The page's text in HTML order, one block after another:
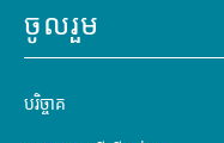
ចូលរួម
បរិច្ចាគ